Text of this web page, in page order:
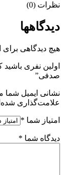
نظرات (0)
دیدگاهها
هیچ دیدگاهی
اولین نفری
صدفی”
نشانی ایمیل شما
علامت‌گذاری
امتیاز شما *
دیدگاه شما *